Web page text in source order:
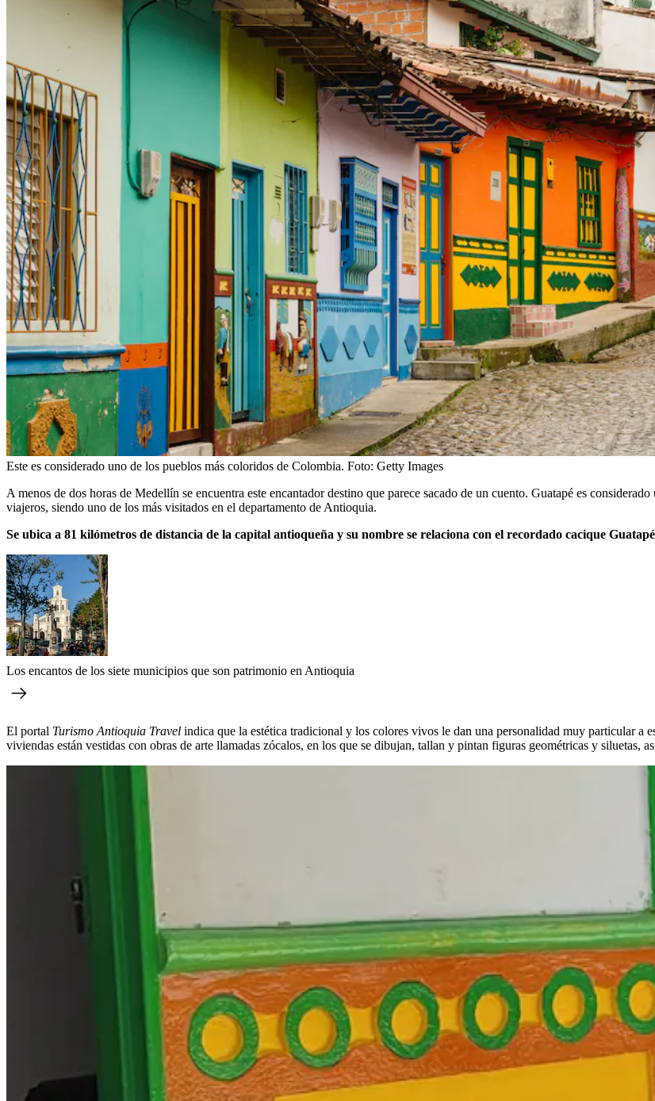
Este es considerado uno de los pueblos más coloridos de Colombia. Foto: Getty Images
A menos de dos horas de Medellín se encuentra este encantador destino que parece sacado de un cuento. Guatapé es
viajeros, siendo uno de los más visitados en el departamento de Antioquia.
Se ubica a 81 kilómetros de distancia de la capital antioqueña y su nombre se relaciona con el recordado cacique
Los encantos de los siete municipios que son patrimonio en Antioquia
El portal Turismo Antioquia Travel indica que la estética tradicional y los colores vivos le dan una personalidad muy particular a
viviendas están vestidas con obras de arte llamadas zócalos, en los que se dibujan, tallan y pintan figuras geométricas y siluetas,